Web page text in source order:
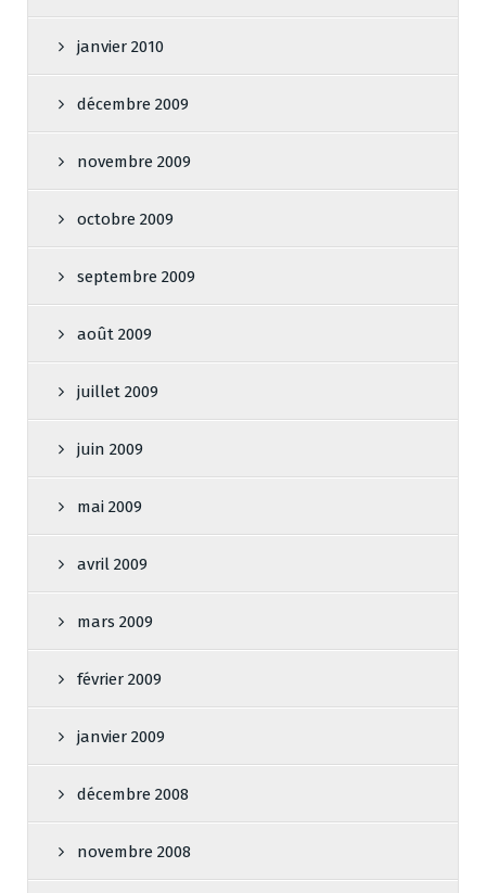
janvier 2010
décembre 2009
novembre 2009
octobre 2009
septembre 2009
août 2009
juillet 2009
juin 2009
mai 2009
avril 2009
mars 2009
février 2009
janvier 2009
décembre 2008
novembre 2008